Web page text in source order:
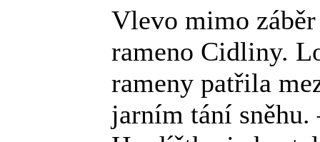
Vlevo mimo
rameno Cidliny.
rameny patřila
jarním tání